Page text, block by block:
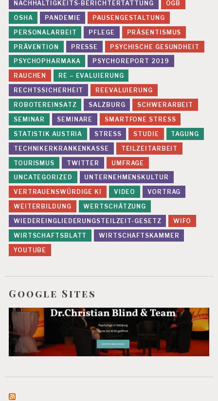
NACHHALTIGKEITS-BERICHTERTATTUNG
ÖGB
OSHA
PANDEMIE
PAUSENGESTALTUNG
PERSONALARBEIT
PFLEGE
PRÄSENTISMUS
PRÄVENTION
PRESSE
PSYCHISCHE GESUNDHEIT
PSYCHOPHARMAKA
PSYCHOREPORT 2019
RAUCHEN
RE – EVALUIERUNG
RECHTSSICHERHEIT
REEVALUIERUNG
ROBOTEREINSATZ
SALZBURG
SCHWERARBEIT
SEMINAR
SEMINARE
SMARTFONE STRESS
STATISTIK AUSTRIA
STRESS STUDIE
TAGUNG
TECHNIKERKRANKENKASSE
TEILZEITARBEIT
TOURISMUS
TWITTER
UMFRAGE
UNCATEGORIZED
UNTERNEHMENSKULTUR
VERTRAUENSWÜRDIGE KI
VIDEO
VORTRAG
WEITERBILDUNG
WERTSCHÄTZUNG
WIEDEREINGLIEDERUNGSTEILZEIT-GESETZ
WIFO
WIRTSCHAFTSBLATT
WIRTSCHAFTSKAMMER
YOUTUBE
Google Sites